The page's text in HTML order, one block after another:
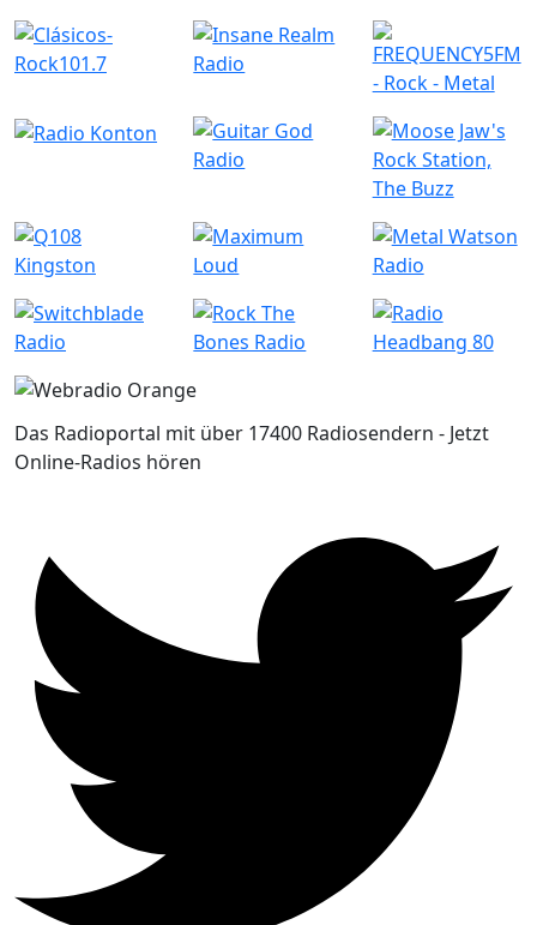
Das Radioportal mit über 17400 Radiosendern - Jetzt
Online-Radios hören